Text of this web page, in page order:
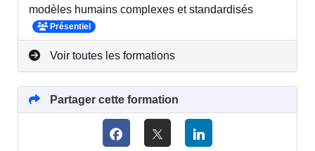
modèles humains complexes et standardisés
Présentiel
Voir toutes les formations
Partager cette formation